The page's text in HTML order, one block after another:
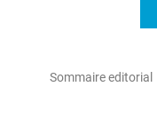
Sommaire editorial